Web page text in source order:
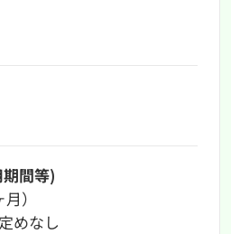
間等)
）
めなし